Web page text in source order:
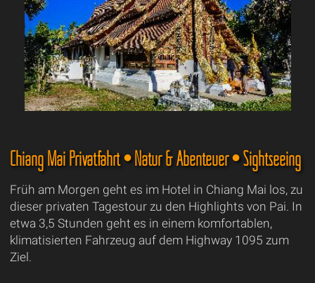
Chiang Mai Privatfahrt • Natur & Abenteuer • Sightseeing
Früh am Morgen geht es im Hotel in Chiang Mai los, zu
dieser privaten Tagestour zu den Highlights von Pai. In
etwa 3,5 Stunden geht es in einem komfortablen,
klimatisierten Fahrzeug auf dem Highway 1095 zum
Ziel.